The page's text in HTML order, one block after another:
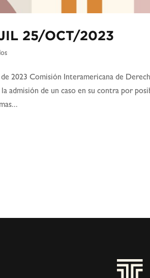
25/OCT/2023
2023 Comisión Interamericana de
admisión de un caso en su contra por